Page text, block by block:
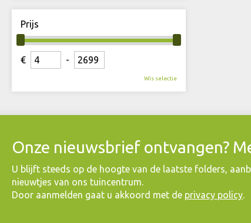
Prijs
€ -
Wis selectie
Onze nieuwsbrief ontvangen?
​U blijft steeds op de hoogte van de laatste folders,
nieuwtjes van ons tuincentrum.
Door aanmelden gaat u akkoord met de privacy policy.